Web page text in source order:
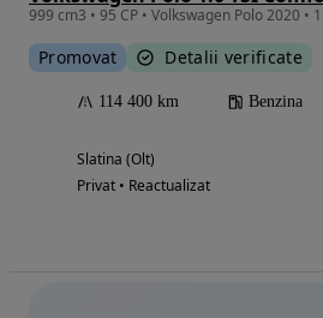
Promovat Detalii verificate
114 400 km Benzina
Slatina (Olt)
Privat • Reactualizat